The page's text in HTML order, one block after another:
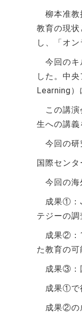
柳本准教
教育の現
し、「オ
今回のキ
した。 中
Learning）
この講演
生への講義
今回の研
国際センタ
今回の海
成果①：
テジーの
成果②：
た教育の
成果③：
成果①で
成果②の